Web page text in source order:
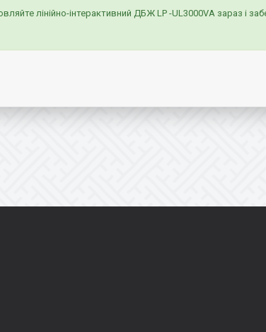
лінійно-інтерактивний ДБЖ LP -UL3000VA зараз і